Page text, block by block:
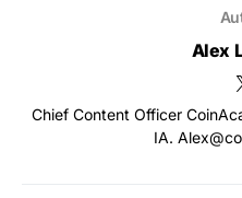
Alex
Chief Content Officer
IA.